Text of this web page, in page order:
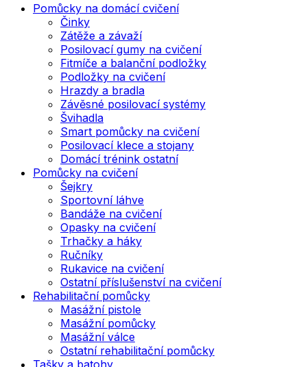
Pomůcky na domácí cvičení
Činky
Zátěže a závaží
Posilovací gumy na cvičení
Fitmíče a balanční podložky
Podložky na cvičení
Hrazdy a bradla
Závěsné posilovací systémy
Švihadla
Smart pomůcky na cvičení
Posilovací klece a stojany
Domácí trénink ostatní
Pomůcky na cvičení
Šejkry
Sportovní láhve
Bandáže na cvičení
Opasky na cvičení
Trhačky a háky
Ručníky
Rukavice na cvičení
Ostatní příslušenství na cvičení
Rehabilitační pomůcky
Masážní pistole
Masážní pomůcky
Masážní válce
Ostatní rehabilitační pomůcky
Tašky a batohy